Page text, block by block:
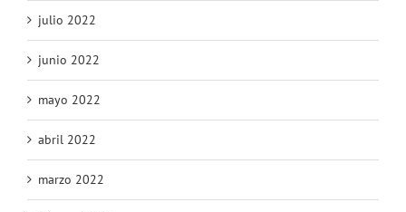
julio 2022
junio 2022
mayo 2022
abril 2022
marzo 2022